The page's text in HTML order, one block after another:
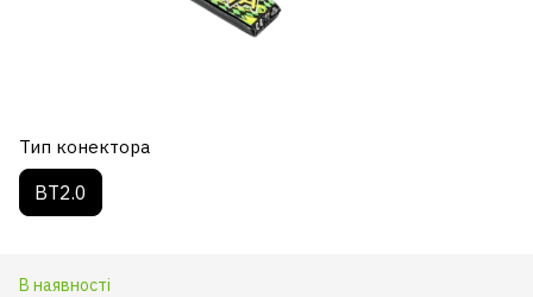
Тип конектора
BT2.0
В наявності